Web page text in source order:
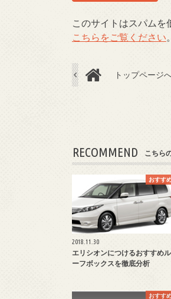
このサイトはスパムを
こちらをご覧ください
トップページ
RECOMMEND こちら
おすす
2018.11.30
エリシオンにつけるおすすめル
ーフボックスを徹底分析
おすす